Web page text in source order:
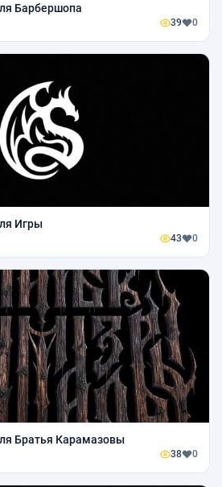
Барбершопа
39 0
Игры
43 0
Братья Карамазовы
38 0